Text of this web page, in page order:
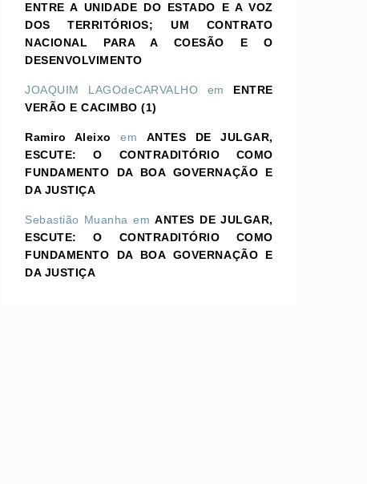
ENTRE A UNIDADE DO ESTADO E A VOZ
DOS TERRITÓRIOS; UM CONTRATO
NACIONAL PARA A COESÃO E O
DESENVOLVIMENTO
JOAQUIM LAGOdeCARVALHO em ENTRE
VERÃO E CACIMBO (1)
Ramiro Aleixo em ANTES DE JULGAR,
ESCUTE: O CONTRADITÓRIO COMO
FUNDAMENTO DA BOA GOVERNAÇÃO E
DA JUSTIÇA
Sebastião Muanha emANTES DE JULGAR,
ESCUTE: O CONTRADITÓRIO COMO
FUNDAMENTO DA BOA GOVERNAÇÃO E
DA JUSTIÇA